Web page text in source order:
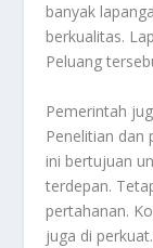
banyak
berkualitas.
Peluang
Pemerintah
Penelitian dan
ini bertujuan
terdepan.
pertahanan.
juga di